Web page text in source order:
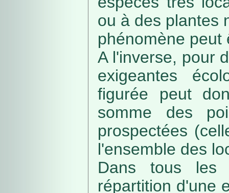
ou à des plantes
phénomène peut
A l'inverse, pour
exigeantes
figurée peut
somme des
prospectées
l'ensemble des
Dans tous les
répartition d'une